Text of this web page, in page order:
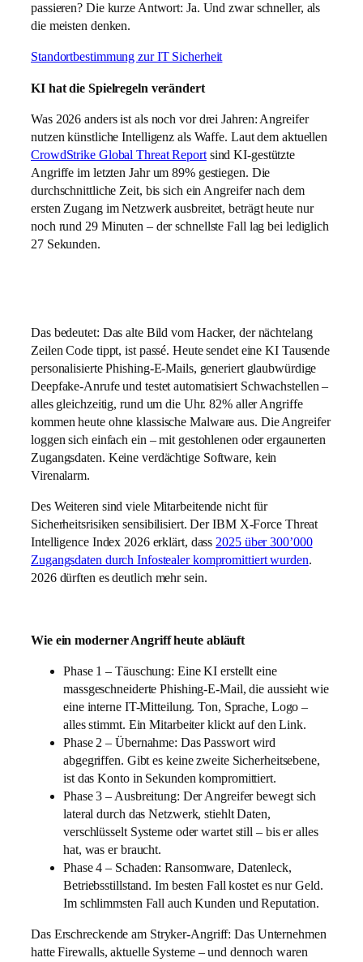
passieren? Die kurze Antwort: Ja. Und zwar schneller, als
die meisten denken.
Standortbestimmung zur IT Sicherheit
KI hat die Spielregeln verändert
Was 2026 anders ist als noch vor drei Jahren: Angreifer
nutzen künstliche Intelligenz als Waffe. Laut dem aktuellen
CrowdStrike Global Threat Reportsind KI-gestützte
Angriffe im letzten Jahr um 89% gestiegen. Die
durchschnittliche Zeit, bis sich ein Angreifer nach dem
ersten Zugang im Netzwerk ausbreitet, beträgt heute nur
noch rund 29 Minuten – der schnellste Fall lag bei lediglich
27 Sekunden.
Das bedeutet: Das alte Bild vom Hacker, der nächtelang
Zeilen Code tippt, ist passé. Heute sendet eine KI Tausende
personalisierte Phishing-E-Mails, generiert glaubwürdige
Deepfake-Anrufe und testet automatisiert Schwachstellen –
alles gleichzeitig, rund um die Uhr. 82% aller Angriffe
kommen heute ohne klassische Malware aus. Die Angreifer
loggen sich einfach ein – mit gestohlenen oder ergaunerten
Zugangsdaten. Keine verdächtige Software, kein
Virenalarm.
Des Weiteren sind viele Mitarbeitende nicht für
Sicherheitsrisiken sensibilisiert. Der IBM X-Force Threat
Intelligence Index 2026 erklärt, dass2025 über 300’000
Zugangsdaten durch Infostealer kompromittiert wurden.
2026 dürften es deutlich mehr sein.
Wie ein moderner Angriff heute abläuft
Phase 1 – Täuschung: Eine KI erstellt eine
massgeschneiderte Phishing-E-Mail, die aussieht wie
eine interne IT-Mitteilung. Ton, Sprache, Logo –
alles stimmt. Ein Mitarbeiter klickt auf den Link.
Phase 2 – Übernahme: Das Passwort wird
abgegriffen. Gibt es keine zweite Sicherheitsebene,
ist das Konto in Sekunden kompromittiert.
Phase 3 – Ausbreitung: Der Angreifer bewegt sich
lateral durch das Netzwerk, stiehlt Daten,
verschlüsselt Systeme oder wartet still – bis er alles
hat, was er braucht.
Phase 4 – Schaden: Ransomware, Datenleck,
Betriebsstillstand. Im besten Fall kostet es nur Geld.
Im schlimmsten Fall auch Kunden und Reputation.
Das Erschreckende am Stryker-Angriff: Das Unternehmen
hatte Firewalls, aktuelle Systeme – und dennoch waren